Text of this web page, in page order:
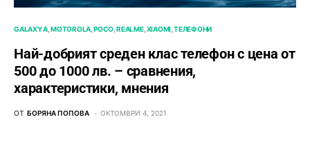
GALAXY A MOTOROLA POCO REALME XIAOMI ТЕЛЕФОНИ
Най-добрият среден клас телефон с цена от
500 до 1000 лв. – сравнения,
характеристики, мнения
ОТ БОРЯНА ПОПОВА ОКТОМВРИ 4, 2021